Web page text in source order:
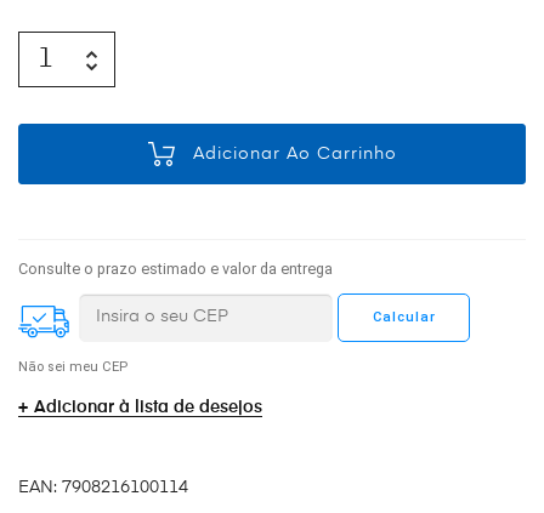
Adicionar Ao Carrinho
Consulte o prazo estimado e valor da entrega
Não sei meu CEP
Adicionar à lista de desejos
EAN: 7908216100114